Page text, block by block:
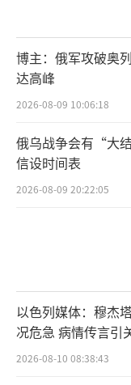
博主：俄军攻破奥
达高峰
2026-08-09 10:06:18
俄乌战争会有“大
信设时间表
2026-08-09 20:22:05
以色列媒体：穆杰
况危急 病情传言引
2026-08-10 08:38:43